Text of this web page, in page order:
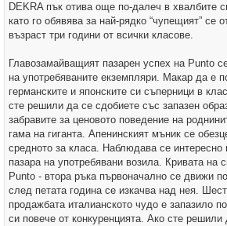
DEKRA пък отива още по-далеч в хвалбите
като го обявява за най-рядко “чупещият” се
възраст три години от всички класове.
Главозамайващият пазарен успех на Punto
на употребяваните екземпляри. Макар да е
германските и японските си съперници в
сте решили да се сдобиете със запазен
забравите за ценовото поведение на
гама на гиганта. Апенинският мъник се
средното за класа. Наблюдава се интересно
пазара на употребявани возила. Кривата на
Punto - втора ръка първоначално се движи
след петата година се изкачва над нея.
продажбата италианското чудо е запазило
си повече от конкуренцията. Ако сте решили